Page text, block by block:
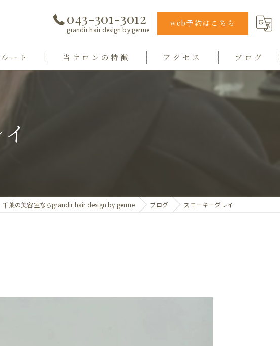
043-301-3012
grandir hair design by germe
web予約はこちら
ート 当サロンの特徴 アクセス
grandir hair design by germe
ブログ
千葉の美容室ならgrandir hair design by germe ブログ スモーキーグレイ